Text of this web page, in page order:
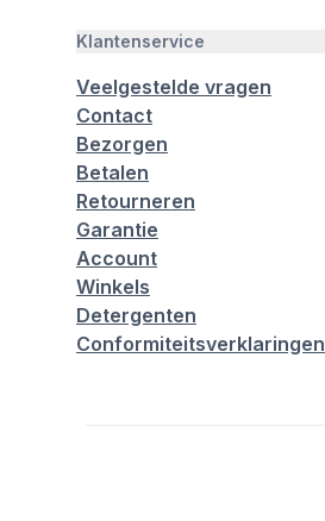
Klantenservice
Veelgestelde vragen
Contact
Bezorgen
Betalen
Retourneren
Garantie
Account
Winkels
Detergenten
Conformiteitsverklaringen